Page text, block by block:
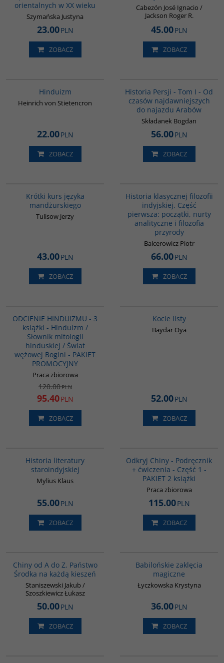
orientalnych w XX wieku
Szymańska Justyna
23.00PLN
ZOBACZ
Cabezón José Ignacio /
Jackson Roger R.
45.00PLN
ZOBACZ
Hinduizm
Heinrich von Stietencron
22.00PLN
ZOBACZ
Historia Persji - Tom I - Od
czasów najdawniejszych
do najazdu Arabów
Składanek Bogdan
56.00PLN
ZOBACZ
Krótki kurs języka
mandżurskiego
Tulisow Jerzy
43.00PLN
ZOBACZ
Historia klasycznej filozofii
indyjskiej. Część
pierwsza: początki, nurty
analityczne i filozofia
przyrody
Balcerowicz Piotr
66.00PLN
ZOBACZ
ODCIENIE HINDUIZMU - 3
książki - Hinduizm /
Słownik mitologii
hinduskiej / Świat
wężowej Bogini - PAKIET
PROMOCYJNY
Praca zbiorowa
120.00PLN
95.40PLN
ZOBACZ
Kocie listy
Baydar Oya
52.00PLN
ZOBACZ
Historia literatury
staroindyjskiej
Mylius Klaus
55.00PLN
ZOBACZ
Odkryj Chiny - Podręcznik
+ ćwiczenia - Część 1 -
PAKIET 2 książki
Praca zbiorowa
115.00PLN
ZOBACZ
Chiny od A do Z. Państwo
Środka na każdą kieszeń
Staniszewski Jakub /
Szoszkiewicz Łukasz
50.00PLN
ZOBACZ
Babilońskie zaklęcia
magiczne
Łyczkowska Krystyna
36.00PLN
ZOBACZ